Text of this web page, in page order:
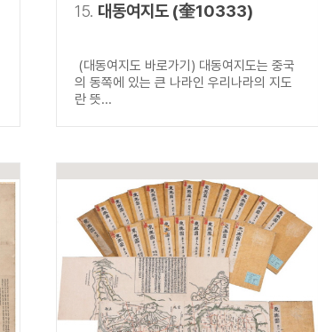
15. 대동여지도 (奎10333)
(대동여지도 바로가기) 대동여지도는 중국
의 동쪽에 있는 큰 나라인 우리나라의 지도
란 뜻...